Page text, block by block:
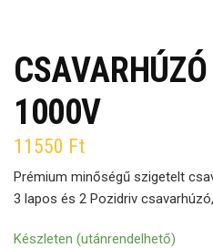
1000V
11550 Ft
Prémium minőségű szigetelt
3 lapos és 2 Pozidriv
Készleten (utánrendelhető)